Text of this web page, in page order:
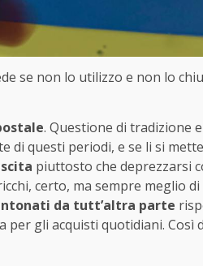
se non lo utilizzo e non lo
. Questione di tradizione
di questi periodi, e se li si
piuttosto che deprezzarsi
certo, ma sempre meglio
da tutt’altra parte
gli acquisti quotidiani. Così